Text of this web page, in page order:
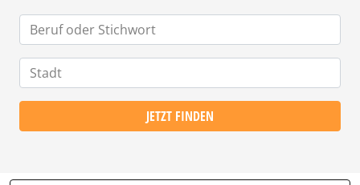
JETZT FINDEN